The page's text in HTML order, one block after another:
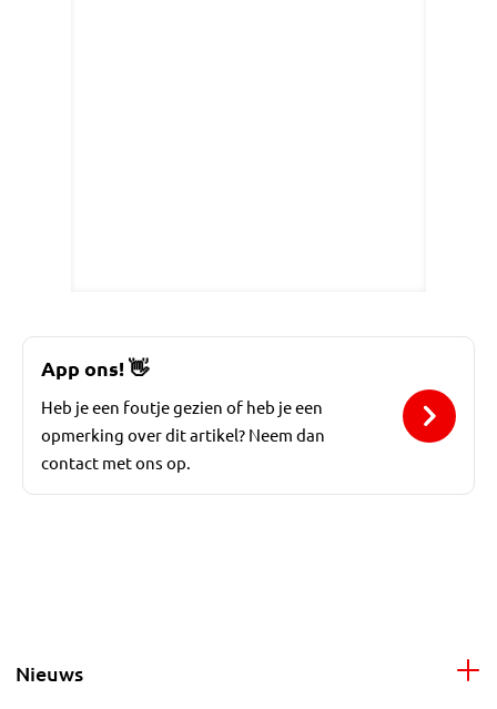
App ons!👋
Heb je een foutje gezien of heb je een
opmerking over dit artikel? Neem dan
contact met ons op.
Nieuws